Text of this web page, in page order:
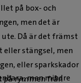
på box- och
men det är
Då är det främst
stängsel, men
eller sparkskador
på rymmen från
men mindre